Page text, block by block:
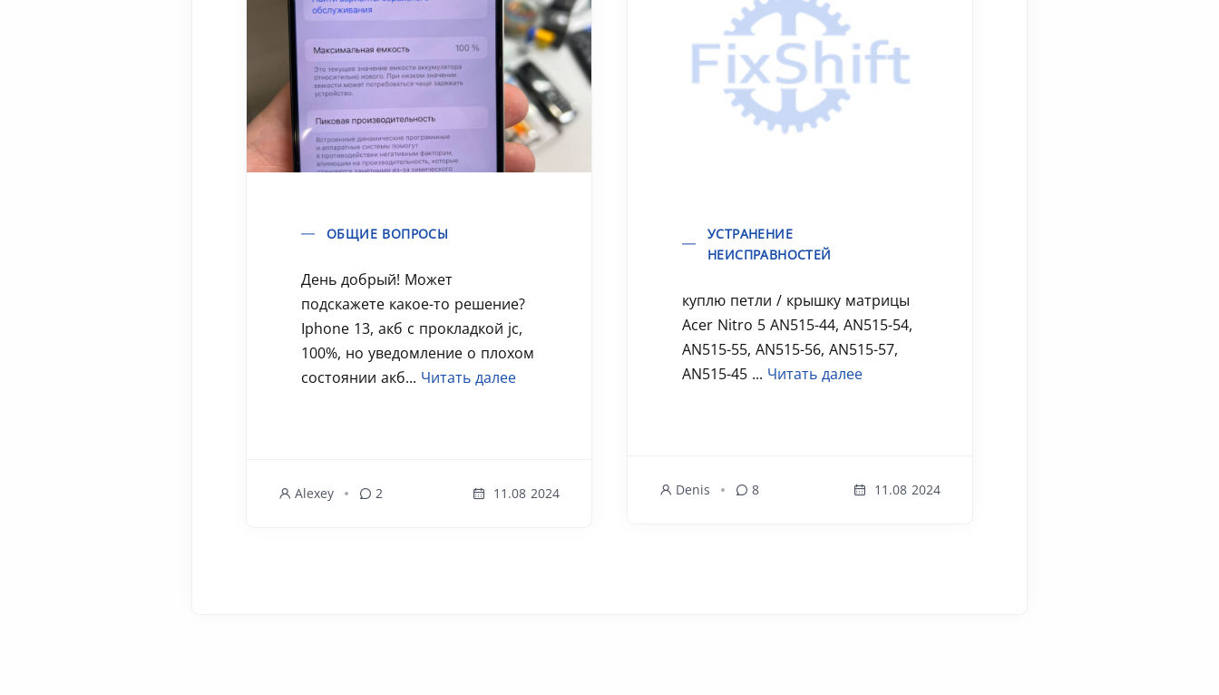
ОБЩИЕ ВОПРОСЫ
День добрый! Может
подскажете какое-то решение?
Iphone 13, акб с прокладкой jc,
100%, но уведомление о плохом
состоянии акб... Читать далее
Alexey 2 11.08 2024
УСТРАНЕНИЕ
НЕИСПРАВНОСТЕЙ
куплю петли / крышку матрицы
Acer Nitro 5 AN515-44, AN515-54,
AN515-55, AN515-56, AN515-57,
AN515-45 ... Читать далее
Denis 8 11.08 2024